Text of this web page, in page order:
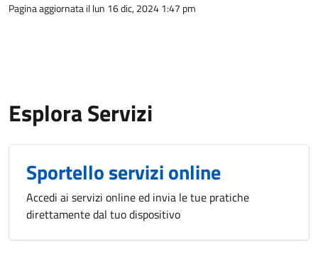
Pagina aggiornata il lun 16 dic, 2024 1:47 pm
Esplora Servizi
Sportello servizi online
Accedi ai servizi online ed invia le tue pratiche
direttamente dal tuo dispositivo